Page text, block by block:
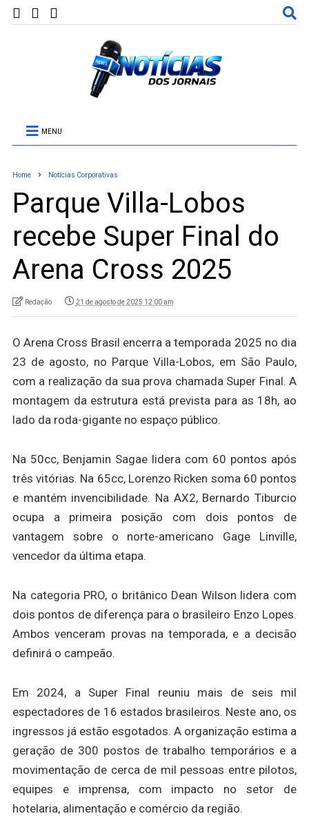
MENU
Home Notícias Corporativas
Parque Villa-Lobos
recebe Super Final do
Arena Cross 2025
Redação 21 de agosto de 2025 12:00 am
O Arena Cross Brasil encerra a temporada 2025 no dia
23 de agosto, no Parque Villa-Lobos, em São Paulo,
com a realização da sua prova chamada Super Final. A
montagem da estrutura está prevista para as 18h, ao
lado da roda-gigante no espaço público.
Na 50cc, Benjamin Sagae lidera com 60 pontos após
três vitórias. Na 65cc, Lorenzo Ricken soma 60 pontos
e mantém invencibilidade. Na AX2, Bernardo Tiburcio
ocupa a primeira posição com dois pontos de
vantagem sobre o norte-americano Gage Linville,
vencedor da última etapa.
Na categoria PRO, o britânico Dean Wilson lidera com
dois pontos de diferença para o brasileiro Enzo Lopes.
Ambos venceram provas na temporada, e a decisão
definirá o campeão.
Em 2024, a Super Final reuniu mais de seis mil
espectadores de 16 estados brasileiros. Neste ano, os
ingressos já estão esgotados. A organização estima a
geração de 300 postos de trabalho temporários e a
movimentação de cerca de mil pessoas entre pilotos,
equipes e imprensa, com impacto no setor de
hotelaria, alimentação e comércio da região.